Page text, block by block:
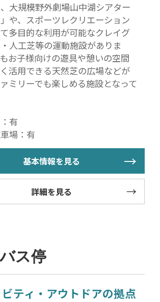
大規模野外劇場山中湖シアター
」や、スポーツレクリエーション
多目的な利用が可能なクレイグ
人工芝等の運動施設がありま
お子様向けの遊具や憩いの空間
活用できる天然芝の広場などが
ミリーでも楽しめる施設となって
有
場：有
基本情報を見る
詳細を見る
ス停
ティ・アウトドアの拠点